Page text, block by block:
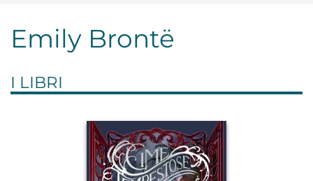
Emily Brontë
I LIBRI